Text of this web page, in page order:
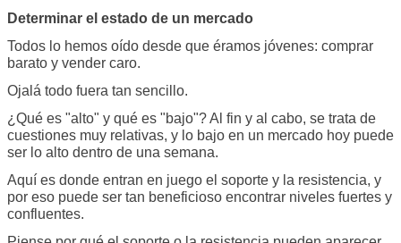
Determinar el estado de un mercado
Todos lo hemos oído desde que éramos jóvenes: comprar
barato y vender caro.
Ojalá todo fuera tan sencillo.
¿Qué es "alto" y qué es "bajo"? Al fin y al cabo, se trata de
cuestiones muy relativas, y lo bajo en un mercado hoy puede
ser lo alto dentro de una semana.
Aquí es donde entran en juego el soporte y la resistencia, y
por eso puede ser tan beneficioso encontrar niveles fuertes y
confluentes.